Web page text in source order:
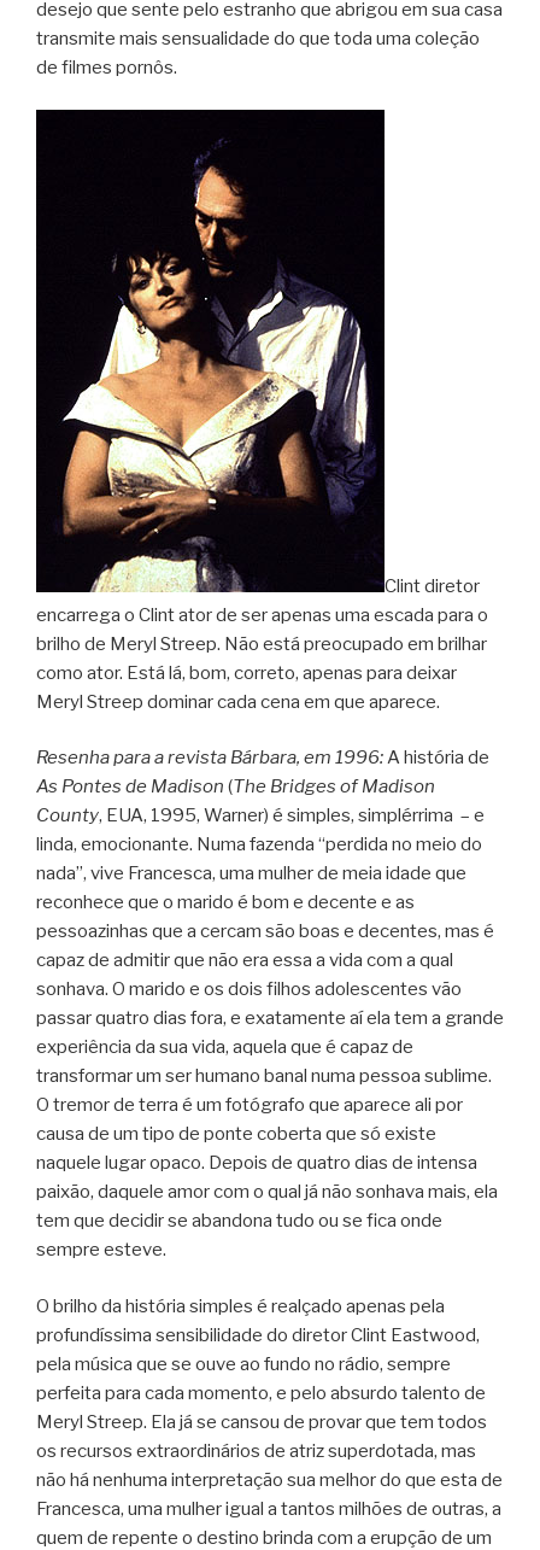
desejo que sente pelo estranho que abrigou em sua casa
transmite mais sensualidade do que toda uma coleção
de filmes pornôs.
Clint diretor
encarrega o Clint ator de ser apenas uma escada para o
brilho de Meryl Streep. Não está preocupado em brilhar
como ator. Está lá, bom, correto, apenas para deixar
Meryl Streep dominar cada cena em que aparece.
Resenha para a revista Bárbara, em 1996:A história de
As Pontes de Madison (The Bridges of Madison
County, EUA, 1995, Warner) é simples, simplérrima – e
linda, emocionante. Numa fazenda “perdida no meio do
nada”, vive Francesca, uma mulher de meia idade que
reconhece que o marido é bom e decente e as
pessoazinhas que a cercam são boas e decentes, mas é
capaz de admitir que não era essa a vida com a qual
sonhava. O marido e os dois filhos adolescentes vão
passar quatro dias fora, e exatamente aí ela tem a grande
experiência da sua vida, aquela que é capaz de
transformar um ser humano banal numa pessoa sublime.
O tremor de terra é um fotógrafo que aparece ali por
causa de um tipo de ponte coberta que só existe
naquele lugar opaco. Depois de quatro dias de intensa
paixão, daquele amor com o qual já não sonhava mais, ela
tem que decidir se abandona tudo ou se fica onde
sempre esteve.
O brilho da história simples é realçado apenas pela
profundíssima sensibilidade do diretor Clint Eastwood,
pela música que se ouve ao fundo no rádio, sempre
perfeita para cada momento, e pelo absurdo talento de
Meryl Streep. Ela já se cansou de provar que tem todos
os recursos extraordinários de atriz superdotada, mas
não há nenhuma interpretação sua melhor do que esta de
Francesca, uma mulher igual a tantos milhões de outras, a
quem de repente o destino brinda com a erupção de um